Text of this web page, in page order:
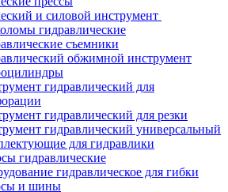
и силовой инструмент
гидравлические
съемники
обжимной инструмент
гидравлический для
гидравлический для резки
гидравлический универсальный
для гидравлики
гидравлические
гидравлическое для гибки
и шины